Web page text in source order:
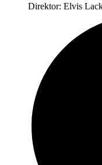
Direktor: Elvis